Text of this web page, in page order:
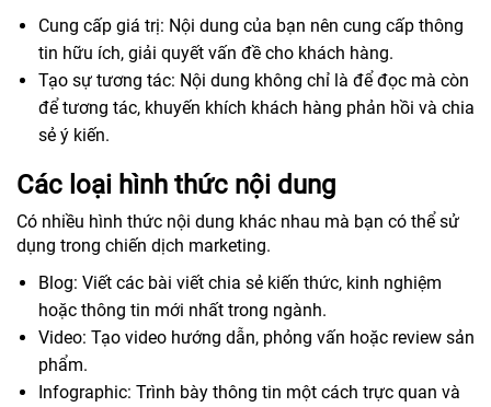
Cung cấp giá trị: Nội dung của bạn nên cung cấp thông
tin hữu ích, giải quyết vấn đề cho khách hàng.
Tạo sự tương tác: Nội dung không chỉ là để đọc mà còn
để tương tác, khuyến khích khách hàng phản hồi và chia
sẻ ý kiến.
Các loại hình thức nội dung
Có nhiều hình thức nội dung khác nhau mà bạn có thể sử
dụng trong chiến dịch marketing.
Blog: Viết các bài viết chia sẻ kiến thức, kinh nghiệm
hoặc thông tin mới nhất trong ngành.
Video: Tạo video hướng dẫn, phỏng vấn hoặc review sản
phẩm.
Infographic: Trình bày thông tin một cách trực quan và